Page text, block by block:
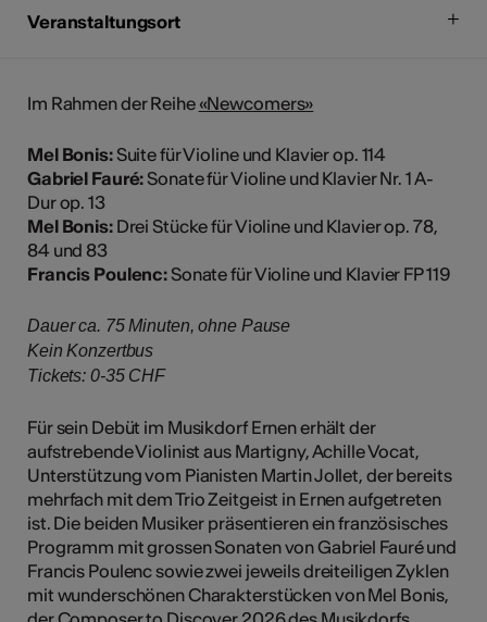
Veranstaltungsort
Im Rahmen der Reihe «Newcomers»
Mel Bonis:Suite für Violine und Klavier op. 114
Gabriel Fauré: Sonate für Violine und Klavier Nr. 1 A-
Dur op. 13
Mel Bonis:Drei Stücke für Violine und Klavier op. 78,
84 und 83
Francis Poulenc: Sonate für Violine und Klavier FP 119
Dauer ca. 75 Minuten, ohne Pause
Kein Konzertbus
Tickets: 0-35 CHF​​​​​​​​​​​​​​​​​​​​​​​​​​​​​​​​​​​​​​​​​​​​​​​​​​​​​​​​​​​​​​​​​​​​​​​​​​​​​​​​​​​​​​​​​​​​​​​​​​​​​​​​​​​​​​​​​​​​
Für sein Debüt im Musikdorf Ernen erhält der
aufstrebende Violinist aus Martigny, Achille Vocat,
Unterstützung vom Pianisten Martin Jollet, der bereits
mehrfach mit dem Trio Zeitgeist in Ernen aufgetreten
ist. Die beiden Musiker präsentieren ein französisches
Programm mit grossen Sonaten von Gabriel Fauré und
Francis Poulenc sowie zwei jeweils dreiteiligen Zyklen
mit wunderschönen Charakterstücken von Mel Bonis,